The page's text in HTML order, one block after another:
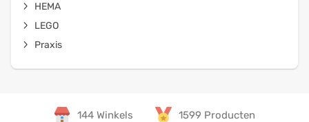
HEMA
LEGO
Praxis
144 Winkels 1599 Producten